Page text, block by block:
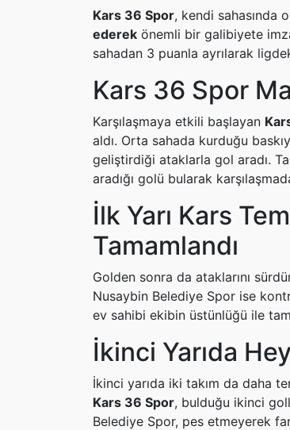
Kars 36 Spor, kendi sahasında
ederek önemli bir galibiyete
sahadan 3 puanla ayrılarak
Kars 36 Spor
Karşılaşmaya etkili başlayan
aldı. Orta sahada kurduğu
geliştirdiği ataklarla gol aradı.
aradığı golü bularak
İlk Yarı Kars
Tamamlandı
Golden sonra da ataklarını
Nusaybin Belediye Spor ise
ev sahibi ekibin üstünlüğü ile
İkinci Yarıda
İkinci yarıda iki takım da daha
Kars 36 Spor, bulduğu ikinci
Belediye Spor, pes etmeyerek